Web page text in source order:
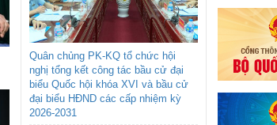
Quân chủng PK-KQ tổ chức hội
nghị tổng kết công tác bầu cử đại
biểu Quốc hội khóa XVI và bầu cử
đại biểu HĐND các cấp nhiệm kỳ
2026-2031